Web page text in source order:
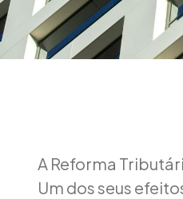
A Reforma
Um dos seus